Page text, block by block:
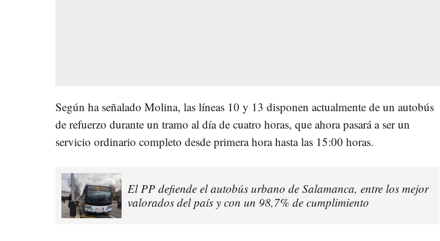
Según ha señalado Molina, las líneas 10 y 13 disponen actualmente de un autobús
de refuerzo durante un tramo al día de cuatro horas, que ahora pasará a ser un
servicio ordinario completo desde primera hora hasta las 15:00 horas.
El PP defiende el autobús urbano de Salamanca, entre los mejor
valorados del país y con un 98,7% de cumplimiento